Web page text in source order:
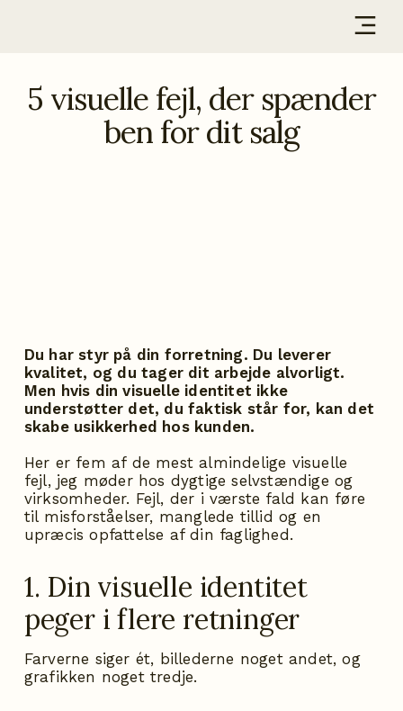
5 visuelle fejl, der spænder
ben for dit salg
Du har styr på din forretning. Du leverer
kvalitet, og du tager dit arbejde alvorligt.
Men hvis din visuelle identitet ikke
understøtter det, du faktisk står for, kan det
skabe usikkerhed hos kunden.
Her er fem af de mest almindelige visuelle
fejl, jeg møder hos dygtige selvstændige og
virksomheder. Fejl, der i værste fald kan føre
til misforståelser, manglede tillid og en
upræcis opfattelse af din faglighed.
1. Din visuelle identitet
peger i flere retninger
Farverne siger ét, billederne noget andet, og
grafikken noget tredje.